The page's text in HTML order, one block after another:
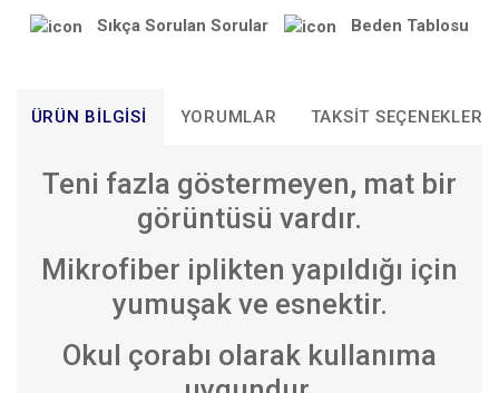
Sıkça Sorulan Sorular Beden Tablosu
ÜRÜN BILGISI YORUMLAR TAKSIT SEÇENEKLERI
Teni fazla göstermeyen, mat bir
görüntüsü vardır.
Mikrofiber iplikten yapıldığı için
yumuşak ve esnektir.
Okul çorabı olarak kullanıma